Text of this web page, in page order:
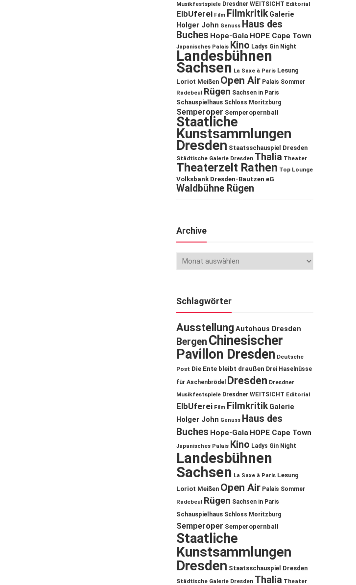
Musikfestspiele Dresdner WEITSICHT Editorial
ElbUferei Film Filmkritik Galerie
Holger John Genuss Haus des
Buches Hope-Gala HOPE Cape Town
Japanisches Palais Kino Ladys Gin Night
Landesbühnen
Sachsen La Saxe à Paris Lesung
Loriot Meißen Open Air Palais Sommer
Radebeul Rügen Sachsen in Paris
Schauspielhaus Schloss Moritzburg
Semperoper Semperopernball
Staatliche
Kunstsammlungen
Dresden Staatsschauspiel Dresden
Städtische Galerie Dresden Thalia Theater
Theaterzelt Rathen Top Lounge
Volksbank Dresden-Bautzen eG
Waldbühne Rügen
Archive
Schlagwörter
Ausstellung Autohaus Dresden
Bergen Chinesischer
Pavillon Dresden Deutsche
Post Die Ente bleibt draußen Drei Haselnüsse
für Aschenbrödel
Dresden Dresdner
Musikfestspiele Dresdner WEITSICHT Editorial
ElbUferei Film Filmkritik Galerie
Holger John Genuss Haus des
Buches Hope-Gala HOPE Cape Town
Japanisches Palais Kino Ladys Gin Night
Landesbühnen
Sachsen La Saxe à Paris Lesung
Loriot Meißen Open Air Palais Sommer
Radebeul Rügen Sachsen in Paris
Schauspielhaus Schloss Moritzburg
Semperoper Semperopernball
Staatliche
Kunstsammlungen
Dresden Staatsschauspiel Dresden
Städtische Galerie Dresden Thalia Theater